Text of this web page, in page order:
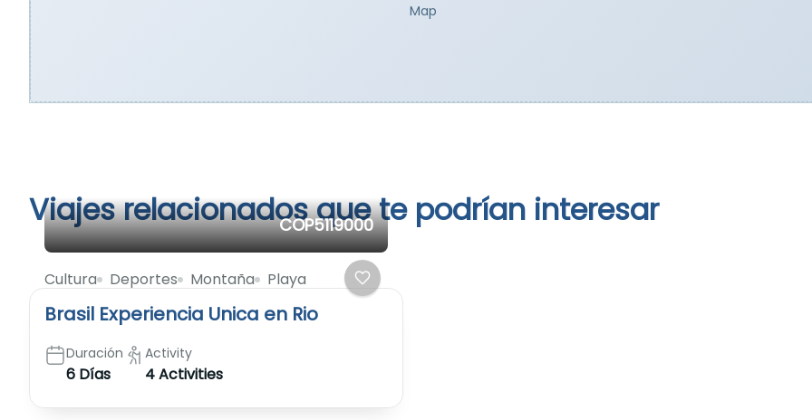
Map
Viajes relacionados que te podrían interesar
COP5119000
Cultura Deportes Montaña Playa
Brasil Experiencia Unica en Rio
Duración
6 Días
Activity
4 Activities